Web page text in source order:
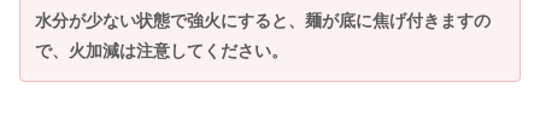
水分が少ない状態で強火にすると、麺が底に焦げ付きますの
で、火加減は注意してください。